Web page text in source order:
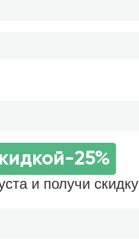
-25%
и получи скидку